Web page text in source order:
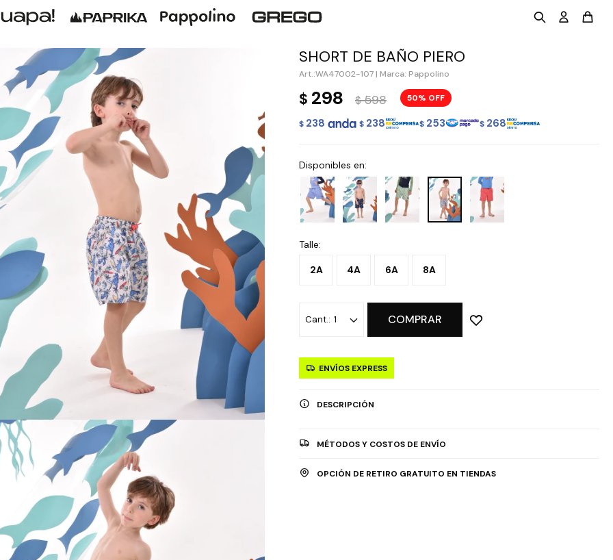
SHORT DE BAÑO PIERO
WA47002-107 | Marca: Pappolino
$ 298 $ 598 50
$ 238 $ 238 $ 253 $ 268
Disponibles en:
Talle:
2A 4A 6A 8A
1 COMPRAR
ENVÍOS EXPRESS
DESCRIPCIÓN
MÉTODOS Y COSTOS DE ENVÍO
OPCIÓN DE RETIRO GRATUITO EN TIENDAS